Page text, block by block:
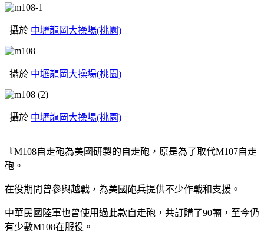
攝於 中壢龍岡大操場(桃園)
攝於 中壢龍岡大操場(桃園)
攝於 中壢龍岡大操場(桃園)
『M108自走砲為美國研製的自走砲，原是為了取代M107自走
砲。
在役期間曾參與越戰，為美國砲兵提供不少作戰和支援。
中華民國陸軍也曾使用過此款自走砲，共訂購了90輛，至今仍
有少數M108在服役。